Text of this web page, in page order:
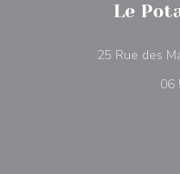
Le
25 Rue des
06